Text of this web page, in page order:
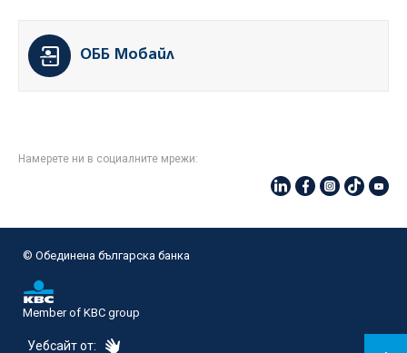
ОББ Мобайл
Намерете ни в социалните мрежи:
© Oбединена българска банка
Member of KBC group
Уебсайт от: eDesign